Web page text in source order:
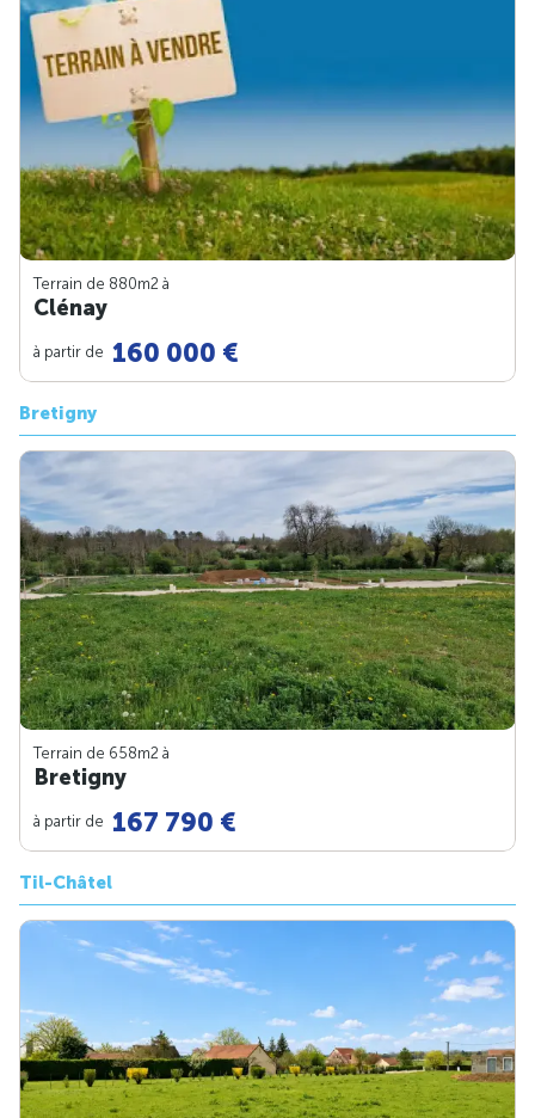
Terrain de 880m2 à
Clénay
à partir de 160 000 €
Bretigny
Terrain de 658m2 à
Bretigny
à partir de 167 790 €
Til-Châtel